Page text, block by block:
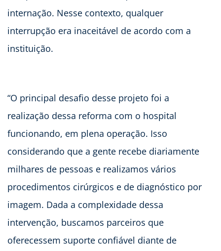
internação. Nesse contexto, qualquer
interrupção era inaceitável de acordo com a
instituição.
“O principal desafio desse projeto foi a
realização dessa reforma com o hospital
funcionando, em plena operação. Isso
considerando que a gente recebe diariamente
milhares de pessoas e realizamos vários
procedimentos cirúrgicos e de diagnóstico por
imagem. Dada a complexidade dessa
intervenção, buscamos parceiros que
oferecessem suporte confiável diante de